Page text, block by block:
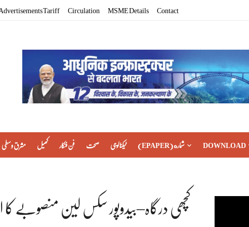
Tariff Circulation MSME Details Contact
مشرق وسطی کھیل فن فنکار صحت ٹیکنالوجی (EPAPER) شماره DOWNLOAD
کچھی درگاہ–بیدوپور سکس لین منصوبے کا